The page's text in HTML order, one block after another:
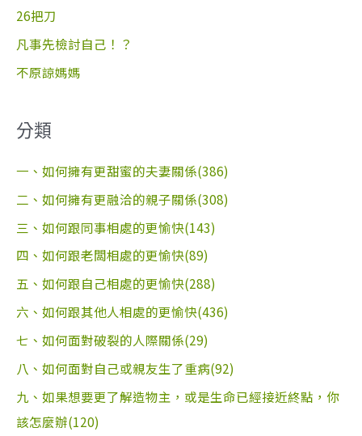
26把刀
凡事先檢討自己！？
不原諒媽媽
分類
一、如何擁有更甜蜜的夫妻關係(386)
二、如何擁有更融洽的親子關係(308)
三、如何跟同事相處的更愉快(143)
四、如何跟老闆相處的更愉快(89)
五、如何跟自己相處的更愉快(288)
六、如何跟其他人相處的更愉快(436)
七、如何面對破裂的人際關係(29)
八、如何面對自己或親友生了重病(92)
九、如果想要更了解造物主，或是生命已經接近終點，你
該怎麼辦(120)